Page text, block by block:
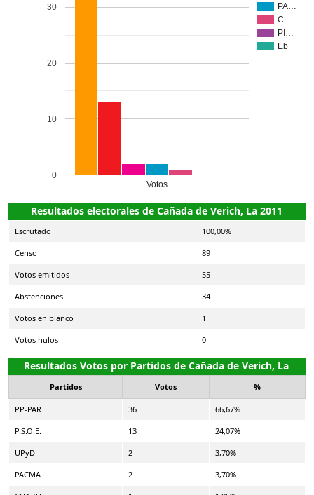
PA…
C…
PI…
Eb
Votos
0
10
20
30
Resultados electorales de Cañada de Verich, La 2011
Escrutado 100,00%
Censo 89
Votos emitidos 55
Abstenciones 34
Votos en blanco 1
Votos nulos 0
Resultados Votos por Partidos de Cañada de Verich, La
Partidos Votos %
PP-PAR 36 66,67%
P.S.O.E. 13 24,07%
UPyD 2 3,70%
PACMA 2 3,70%